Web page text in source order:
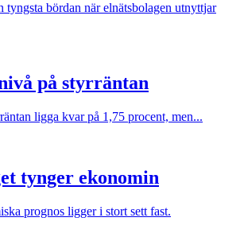
tyngsta bördan när elnätsbolagen utnyttjar
på styrräntan
ligga kvar på 1,75 procent, men...
tynger ekonomin
prognos ligger i stort sett fast.